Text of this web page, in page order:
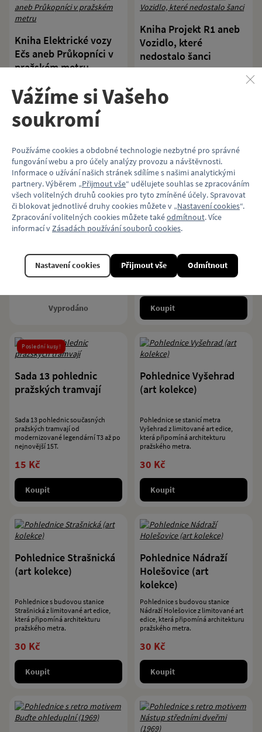
Kniha Elektrické vozy
Ečs aneb Průkopníci v
pražském metru
Kniha o vozech metra typu Ečs od
Roberta Mary, Davida Prosického a
kolektivu.
649 Kč
Koupit
Kniha Projekt R1 aneb
Vozidlo, které
nedostalo šanci
kolektivu.
Koupit
Kniha Tatra T3
T3 od Roberta Mary.
Vyprodáno
Kniha Tramvaje Tatra
T2
legendárních tramvajích Tatra T2 v
pražské MHD.
Koupit
Poslední kusy!
Sada 13 pohlednic
pražských tramvají
Sada 13 pohlednic současných
pražských tramvají od
modernizované legendární T3 až po
nejnovější 15T.
15 Kč
Koupit
Pohlednice Vyšehrad
(art kolekce)
Pohlednice se stanicí metra
Vyšehrad z limitované art edice,
která připomíná architekturu
pražského metra.
30 Kč
Koupit
Pohlednice Strašnická
(art kolekce)
Pohlednice s budovou stanice
Strašnická z limitované art edice,
která připomíná architekturu
pražského metra.
30 Kč
Koupit
Pohlednice Nádraží
Holešovice (art
kolekce)
Pohlednice s budovou stanice
Nádraží Holešovice z limitované art
edice, která připomíná architekturu
pražského metra.
30 Kč
Koupit
Vážíme si Vašeho
soukromí
Používáme cookies a obdobné technologie nezbytné pro správné
fungování webu a pro účely analýzy provozu a návštěvnosti.
Informace o užívání našich stránek sdílíme s našimi analytickými
partnery. Výběrem „Přijmout vše“ udělujete souhlas se zpracováním
všech volitelných druhů cookies pro tyto zmíněné účely. Spravovat
či blokovat jednotlivé druhy cookies můžete v „Nastavení cookies“.
Zpracování volitelných cookies můžete takéodmítnout. Více
informací v Zásadách používání souborů cookies.
Odmítnout
Nastavení cookies Přijmout vše